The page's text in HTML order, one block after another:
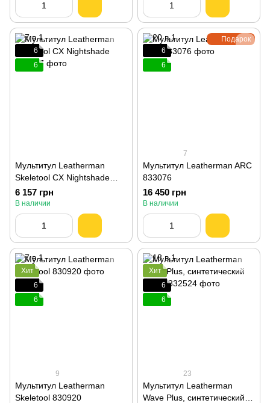
6
6
Мультитул Leatherman
Skeletool CX Nightshade
833127
6 157 грн
В наличии
Подарок
6
6
7
Мультитул Leatherman ARC
833076
16 450 грн
В наличии
Хит
6
6
9
Мультитул Leatherman
Skeletool 830920
Хит
6
6
23
Мультитул Leatherman
Wave Plus, синтетический